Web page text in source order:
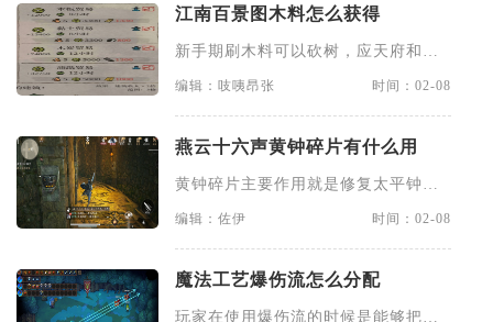
江南百景图木料怎么获得
新手期刷木料可以砍树，应天府和苏
编辑：吱咦昂张 时间：02-08
燕云十六声黄钟碎片有什么用
黄钟碎片主要作用就是修复太平钟楼
编辑：佐伊 时间：02-08
魔法工艺爆伤流怎么分配
玩家在使用爆伤流的时候是能够把大